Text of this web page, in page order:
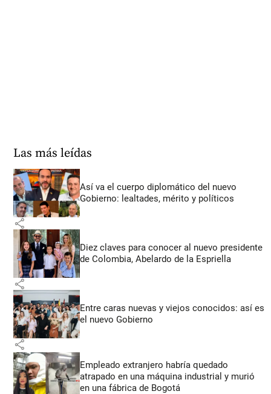
Las más leídas
Así va el cuerpo diplomático del nuevo
Gobierno: lealtades, mérito y políticos
share
Diez claves para conocer al nuevo presidente
de Colombia, Abelardo de la Espriella
share
Entre caras nuevas y viejos conocidos: así es
el nuevo Gobierno
share
Empleado extranjero habría quedado
atrapado en una máquina industrial y murió
en una fábrica de Bogotá